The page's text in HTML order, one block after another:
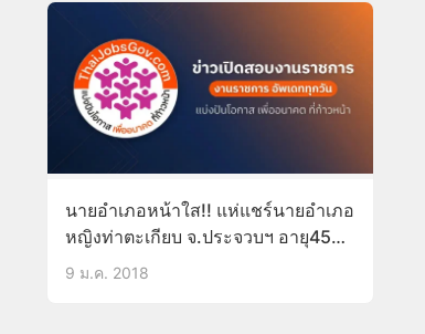
นายอำเภอหน้าใส!! แห่แชร์นายอำเภอ
หญิงท่าตะเกียบ จ.ประจวบฯ อายุ45แต่
ยังสาวปิ๊ง!!
9 ม.ค. 2018